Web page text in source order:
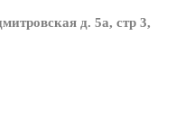
д. 5а, стр 3,